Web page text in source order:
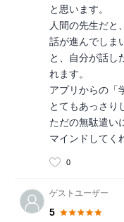
と思います。
人間の先生だと
話が進んでしま
と、自分が話し
れます。
アプリからの「
とてもあっさり
ただの無駄遣い
マインドしてく
0
ゲストユーザー
5